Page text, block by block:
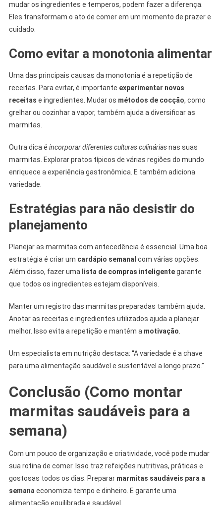
mudar os ingredientes e temperos, podem fazer a diferença.
Eles transformam o ato de comer em um momento de prazer e
cuidado.
Como evitar a monotonia alimentar
Uma das principais causas da monotonia é a repetição de
receitas. Para evitar, é importante experimentar novas
receitas e ingredientes. Mudar os métodos de cocção, como
grelhar ou cozinhar a vapor, também ajuda a diversificar as
marmitas.
Outra dica é incorporar diferentes culturas culináriasnas suas
marmitas. Explorar pratos típicos de várias regiões do mundo
enriquece a experiência gastronômica. E também adiciona
variedade.
Estratégias para não desistir do
planejamento
Planejar as marmitas com antecedência é essencial. Uma boa
estratégia é criar um cardápio semanal com várias opções.
Além disso, fazer uma lista de compras inteligentegarante
que todos os ingredientes estejam disponíveis.
Manter um registro das marmitas preparadas também ajuda.
Anotar as receitas e ingredientes utilizados ajuda a planejar
melhor. Isso evita a repetição e mantém a motivação.
Um especialista em nutrição destaca: “A variedade é a chave
para uma alimentação saudável e sustentável a longo prazo.”
Conclusão (Como montar
marmitas saudáveis para a
semana)
Com um pouco de organização e criatividade, você pode mudar
sua rotina de comer. Isso traz refeições nutritivas, práticas e
gostosas todos os dias. Preparar marmitas saudáveis para a
semanaeconomiza tempo e dinheiro. E garante uma
alimentação equilibrada e saudável.